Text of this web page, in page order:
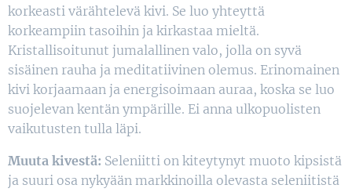
korkeasti värähtelevä kivi. Se luo yhteyttä
korkeampiin tasoihin ja kirkastaa mieltä.
Kristallisoitunut jumalallinen valo, jolla on syvä
sisäinen rauha ja meditatiivinen olemus. Erinomainen
kivi korjaamaan ja energisoimaan auraa, koska se luo
suojelevan kentän ympärille. Ei anna ulkopuolisten
vaikutusten tulla läpi.
Muuta kivestä: Seleniitti on kiteytynyt muoto kipsistä
ja suuri osa nykyään markkinoilla olevasta seleniitistä